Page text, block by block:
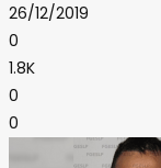
26/12/2019
0
1.8K
0
0